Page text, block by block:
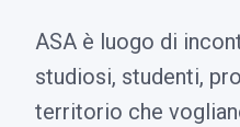
ASA è luogo di
studiosi, studenti,
territorio che